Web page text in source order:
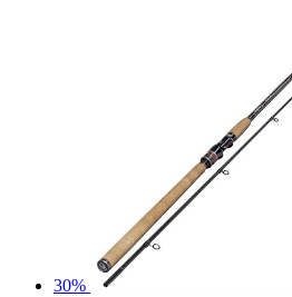
30%